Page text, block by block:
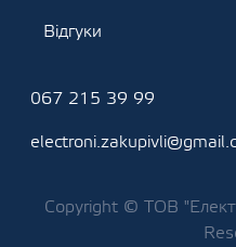
Відгуки
067 215 39 99
Copyright © ТОВ